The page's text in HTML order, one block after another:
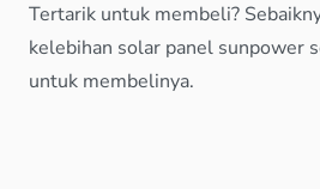
Tertarik untuk membeli?
kelebihan solar panel sunpower
untuk membelinya.